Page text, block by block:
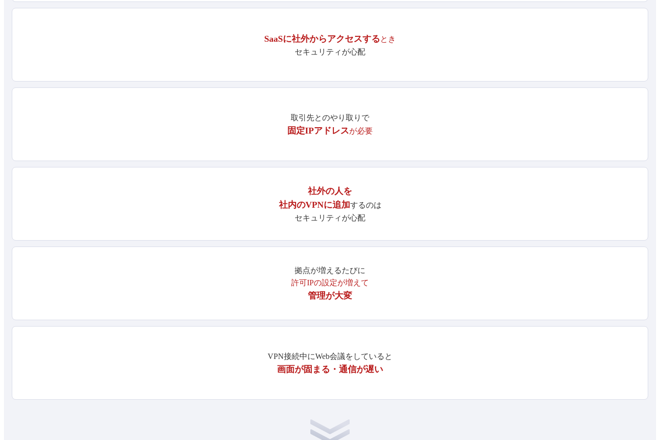
SaaSに社外からアクセスするとき
セキュリティが心配
取引先とのやり取りで
固定IPアドレスが必要
社外の人を
社内のVPNに追加するのは
セキュリティが心配
拠点が増えるたびに
許可IPの設定が増えて
管理が大変
VPN接続中にWeb会議をしていると
画面が固まる・通信が遅い